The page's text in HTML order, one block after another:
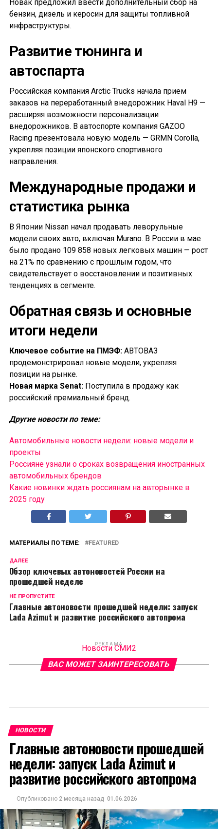
Новак предложил ввести дополнительный сбор на
бензин, дизель и керосин для защиты топливной
инфраструктуры.
Развитие тюнинга и
автоспарта
Российская компания Arctic Trucks начала прием
заказов на переработанный внедорожник Haval H9 —
расширяя возможности персонализации
внедорожников. В автоспорте компания GAZOO
Racing презентовала новую модель — GRMN Corolla,
укрепляя позиции японского спортивного
направления.
Международные продажи и
статистика рынка
В Японии Nissan начал продавать леворульные
модели своих авто, включая Murano. В России в мае
было продано 109 858 новых легковых машин — рост
на 21% по сравнению с прошлым годом, что
свидетельствует о восстановлении и позитивных
тенденциях в сегменте.
Обратная связь и основные
итоги недели
Ключевое событие на ПМЭФ:АВТОВАЗ
продемонстрировал новые модели, укрепляя
позиции на рынке.
Новая марка Senat:Поступила в продажу как
российский премиальный бренд.
Другие новости по теме:
Автомобильные новости недели: новые модели и
проекты
Россияне узнали о сроках возвращения иностранных
автомобильных брендов
Какие новинки ждать россиянам на авторынке в
2025 году
МАТЕРИАЛЫ ПО ТЕМЕ: FEATURED
ДАЛЕЕ
Обзор ключевых автоновостей России на
прошедшей неделе
НЕ ПРОПУСТИТЕ
Главные автоновости прошедшей недели: запуск
Lada Azimut и развитие российского автопрома
РЕКЛАМА
Новости СМИ2
ВАС МОЖЕТ ЗАИНТЕРЕСОВАТЬ
НОВОСТИ
Главные автоновости прошедшей
недели: запуск Lada Azimut и
развитие российского автопрома
Опубликовано 2 месяца назад 01.06.2026